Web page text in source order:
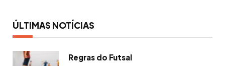
ÚLTIMAS NOTÍCIAS
Regras do Futsal